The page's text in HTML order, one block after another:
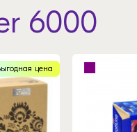
6000
цена